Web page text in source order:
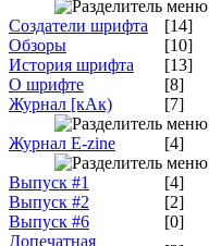
Создатели шрифта
[14]
Обзоры
[10]
История шрифта
[13]
О шрифте
[8]
Журнал [кАк)
[7]
Журнал E-zine [4]
Выпуск #1
[4]
Выпуск #2
[2]
Выпуск #6
[0]
Допечатная